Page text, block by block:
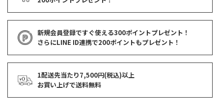
新規会員登録ですぐ使える300ポイントプレゼント！
さらにLINE ID連携で200ポイントもプレゼント！
1配送先当たり7,500円(税込)以上
お買い上げで送料無料